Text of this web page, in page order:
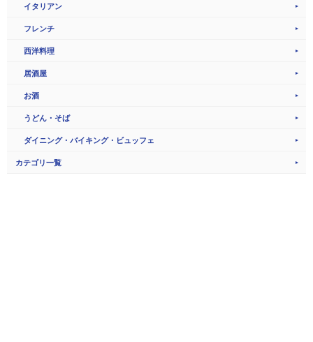
イタリアン
フレンチ
西洋料理
居酒屋
お酒
うどん・そば
ダイニング・バイキング・ビュッフェ
カテゴリ一覧